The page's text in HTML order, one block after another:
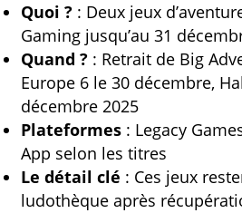
Quoi ? : Deux jeux
Gaming jusqu’au 31
Quand ? : Retrait de Big
Europe 6 le 30 décembre,
décembre 2025
Plateformes : Legacy
App selon les titres
Le détail clé : Ces jeux
ludothèque après